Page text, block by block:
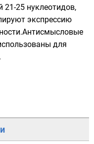
21-25 нуклеотидов,
экспрессию
Антисмысловые
для